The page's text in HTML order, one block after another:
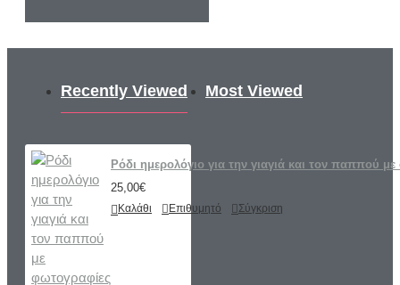
Recently Viewed Most Viewed
Ρόδι ημερολόγιο για την γιαγιά και τον παππού
25,00€
Καλάθι Επιθυμητό Σύγκριση